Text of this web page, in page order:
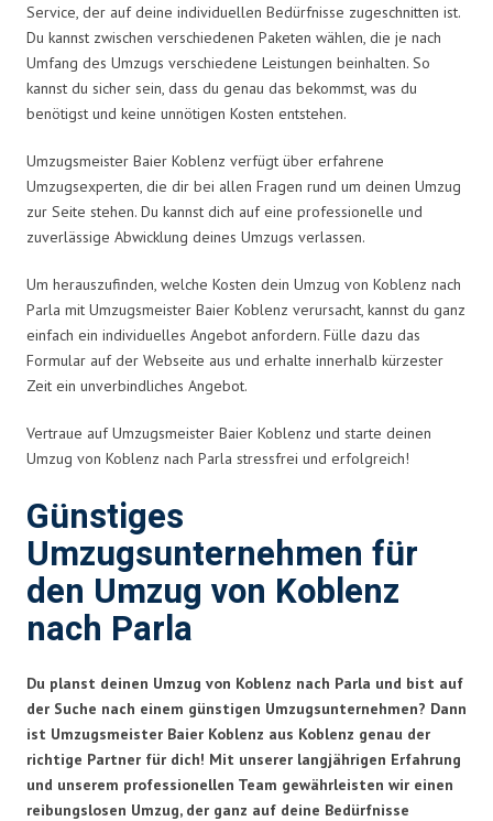
Service, der auf deine individuellen Bedürfnisse zugeschnitten ist.
Du kannst zwischen verschiedenen Paketen wählen, die je nach
Umfang des Umzugs verschiedene Leistungen beinhalten. So
kannst du sicher sein, dass du genau das bekommst, was du
benötigst und keine unnötigen Kosten entstehen.
Umzugsmeister Baier Koblenz verfügt über erfahrene
Umzugsexperten, die dir bei allen Fragen rund um deinen Umzug
zur Seite stehen. Du kannst dich auf eine professionelle und
zuverlässige Abwicklung deines Umzugs verlassen.
Um herauszufinden, welche Kosten dein Umzug von Koblenz nach
Parla mit Umzugsmeister Baier Koblenz verursacht, kannst du ganz
einfach ein individuelles Angebot anfordern. Fülle dazu das
Formular auf der Webseite aus und erhalte innerhalb kürzester
Zeit ein unverbindliches Angebot.
Vertraue auf Umzugsmeister Baier Koblenz und starte deinen
Umzug von Koblenz nach Parla stressfrei und erfolgreich!
Günstiges
Umzugsunternehmen für
den Umzug von Koblenz
nach Parla
Du planst deinen Umzug von Koblenz nach Parla und bist auf
der Suche nach einem günstigen Umzugsunternehmen? Dann
ist Umzugsmeister Baier Koblenz aus Koblenz genau der
richtige Partner für dich! Mit unserer langjährigen Erfahrung
und unserem professionellen Team gewährleisten wir einen
reibungslosen Umzug, der ganz auf deine Bedürfnisse